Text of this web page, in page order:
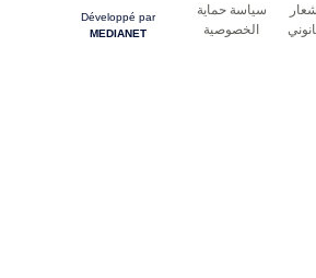
سياسة حماية
الخصوصية
Développé par
MEDIANET